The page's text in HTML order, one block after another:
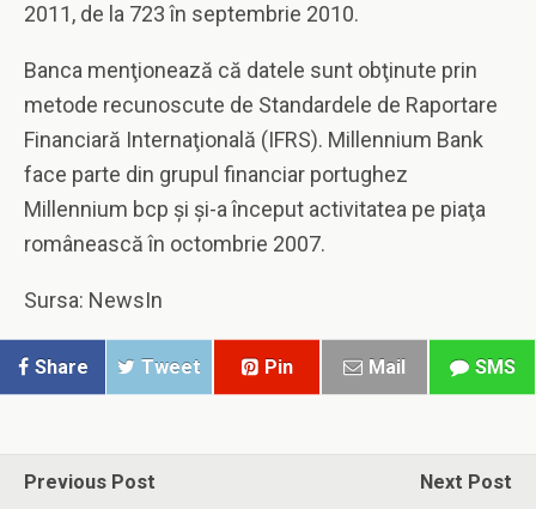
2011, de la 723 în septembrie 2010.
Banca menţionează că datele sunt obţinute prin
metode recunoscute de Standardele de Raportare
Financiară Internaţională (IFRS). Millennium Bank
face parte din grupul financiar portughez
Millennium bcp şi şi-a început activitatea pe piaţa
românească în octombrie 2007.
Sursa: NewsIn
Share Tweet Pin Mail SMS
Previous Post Next Post